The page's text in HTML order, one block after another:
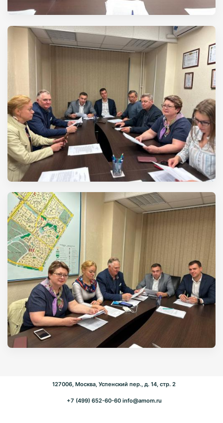
127006, Москва, Успенский пер., д. 14, стр. 2
+7 (499) 652-60-60 info@amom.ru